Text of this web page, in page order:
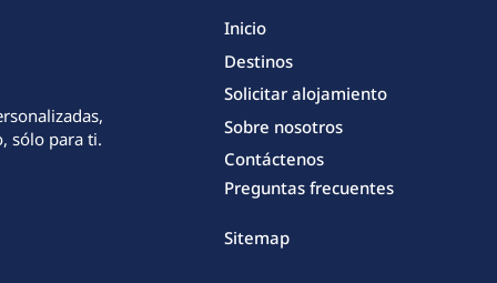
sólo para ti.
Inicio
Destinos
Solicitar alojamiento
Sobre nosotros
Contáctenos
Preguntas frecuentes
Sitemap